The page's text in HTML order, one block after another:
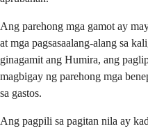
Ang parehong mga gamot ay
at mga pagsasaalang-alang sa
ginagamit ang Humira, ang
magbigay ng parehong mga
sa gastos.
Ang pagpili sa pagitan nila ay